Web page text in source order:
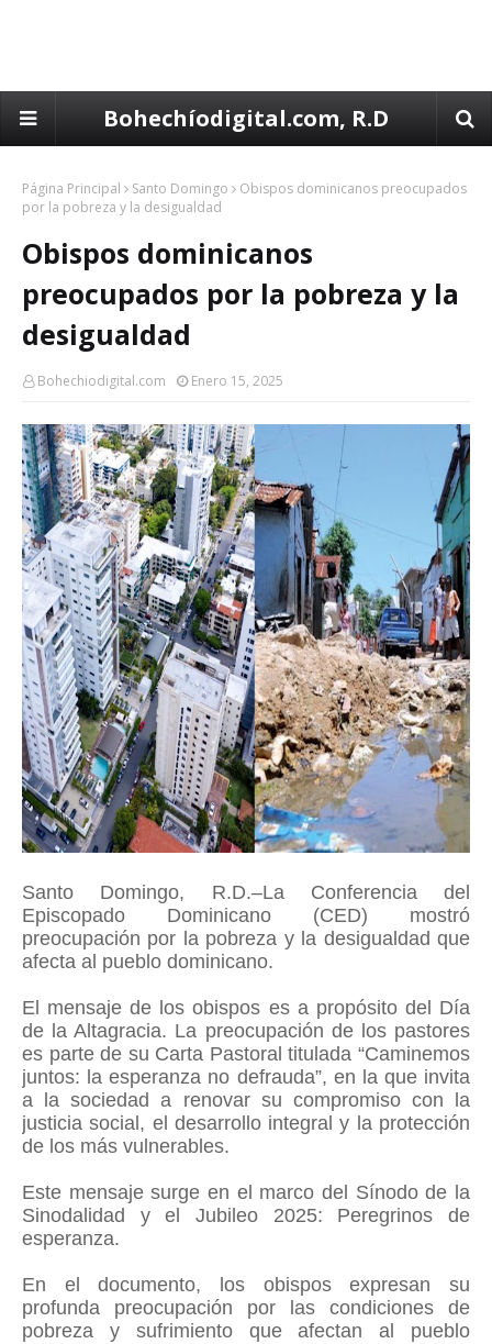
Bohechíodigital.com, R.D
Página Principal Santo Domingo
Obispos dominicanos preocupados
por la pobreza y la desigualdad
Obispos dominicanos
preocupados por la pobreza y la
desigualdad
Bohechiodigital.com Enero 15, 2025
Santo Domingo, R.D.–La Conferencia del
Episcopado Dominicano (CED) mostró
preocupación por la pobreza y la desigualdad que
afecta al pueblo dominicano.
El mensaje de los obispos es a propósito del Día
de la Altagracia. La preocupación de los pastores
es parte de su Carta Pastoral titulada “Caminemos
juntos: la esperanza no defrauda”, en la que invita
a la sociedad a renovar su compromiso con la
justicia social, el desarrollo integral y la protección
de los más vulnerables.
Este mensaje surge en el marco del Sínodo de la
Sinodalidad y el Jubileo 2025: Peregrinos de
esperanza.
En el documento, los obispos expresan su
profunda preocupación por las condiciones de
pobreza y sufrimiento que afectan al pueblo